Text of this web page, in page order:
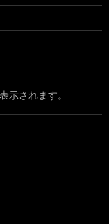
示されます。